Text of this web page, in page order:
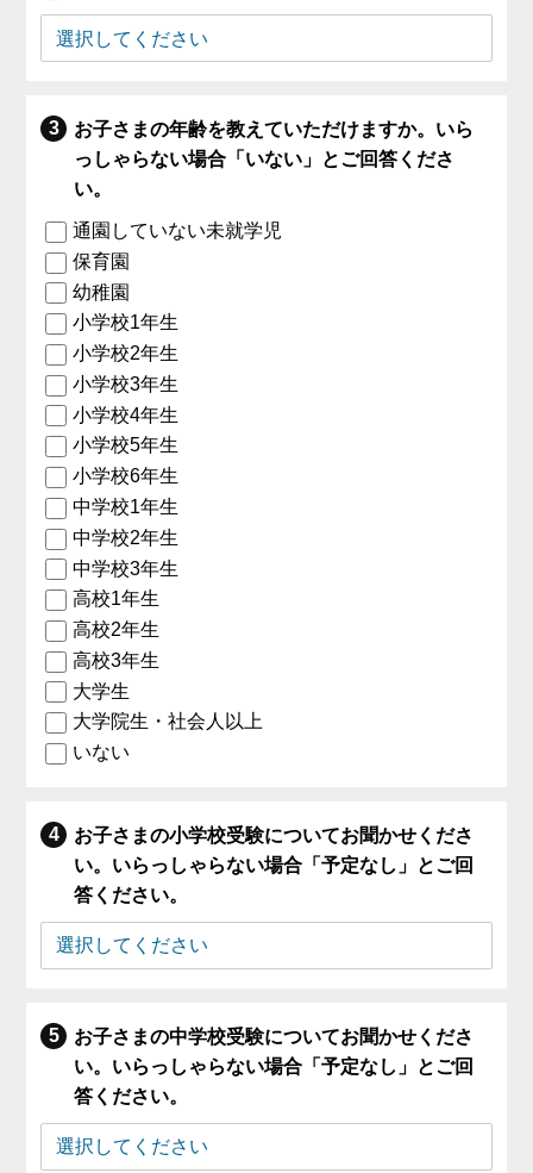
お子さまの年齢を教えていただけますか。いら
っしゃらない場合「いない」とご回答くださ
い。
通園していない未就学児
保育園
幼稚園
小学校1年生
小学校2年生
小学校3年生
小学校4年生
小学校5年生
小学校6年生
中学校1年生
中学校2年生
中学校3年生
高校1年生
高校2年生
高校3年生
大学生
大学院生・社会人以上
いない
お子さまの小学校受験についてお聞かせくださ
い。いらっしゃらない場合「予定なし」とご回
答ください。
お子さまの中学校受験についてお聞かせくださ
い。いらっしゃらない場合「予定なし」とご回
答ください。